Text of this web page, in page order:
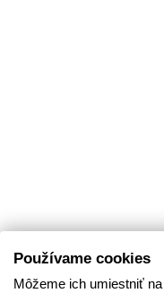
Používame cookies
Môžeme ich umiestniť